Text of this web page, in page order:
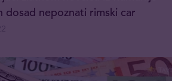
dosad nepoznati rimski car